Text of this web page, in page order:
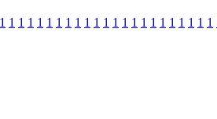
1 1 1 1 1 1 1 1 1 1 1 1 1 1 1 1 1 1 1 1 1 1 1